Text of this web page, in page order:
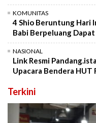
KOMUNITAS
4 Shio Beruntung Hari
Babi Berpeluang
NASIONAL
Link Resmi
Upacara Bendera HUT
Terkini